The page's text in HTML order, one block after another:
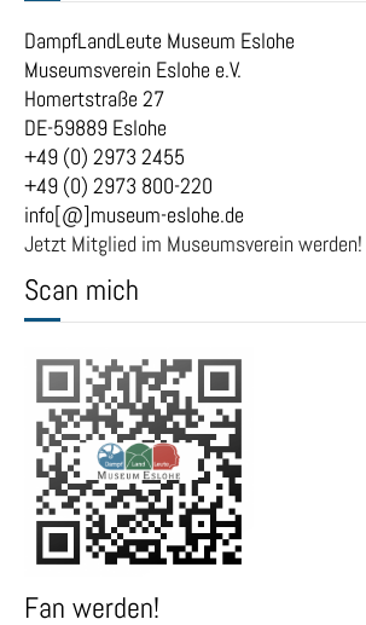
DampfLandLeute Museum Eslohe
Museumsverein Eslohe e.V.
Homertstraße 27
DE-59889 Eslohe
+49 (0) 2973 2455
+49 (0) 2973 800-220
info[@]museum-eslohe.de
Jetzt Mitglied im Museumsverein werden!
Scan mich
Fan werden!